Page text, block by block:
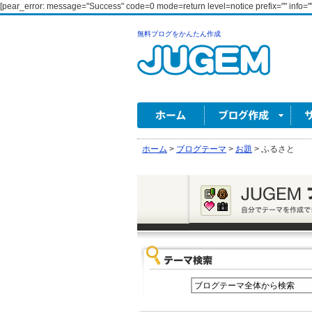
[pear_error: message="Success" code=0 mode=return level=notice prefix=""
無料ブログをかんたん作成
ホーム > ブログテーマ > お題 > ふるさと